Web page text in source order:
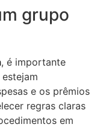
grupo
, é importante
e os prêmios
regras claras
em